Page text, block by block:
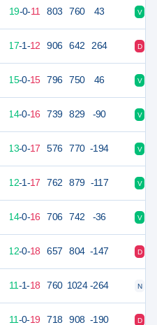
19-0-11 803 760 43 V
17-1-12 906 642 264 D
15-0-15 796 750 46 V
14-0-16 739 829 -90 V
13-0-17 576 770 -194 V
12-1-17 762 879 -117 V
14-0-16 706 742 -36 V
12-0-18 657 804 -147 D
11-1-18 760 1024 -264 N
11-0-19 718 908 -190 D